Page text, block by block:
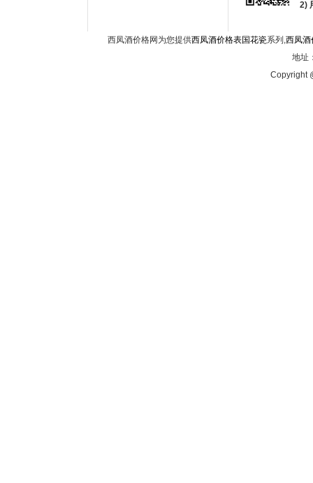
2)
西凤酒价格网为您提供西凤酒价格表国花瓷系列,西凤酒
地址
Copyright